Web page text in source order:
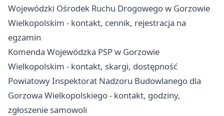
Wojewódzki Ośrodek Ruchu Drogowego w Gorzowie
Wielkopolskim - kontakt, cennik, rejestracja na
egzamin
Komenda Wojewódzka PSP w Gorzowie
Wielkopolskim - kontakt, skargi, dostępność
Powiatowy Inspektorat Nadzoru Budowlanego dla
Gorzowa Wielkopolskiego - kontakt, godziny,
zgłoszenie samowoli